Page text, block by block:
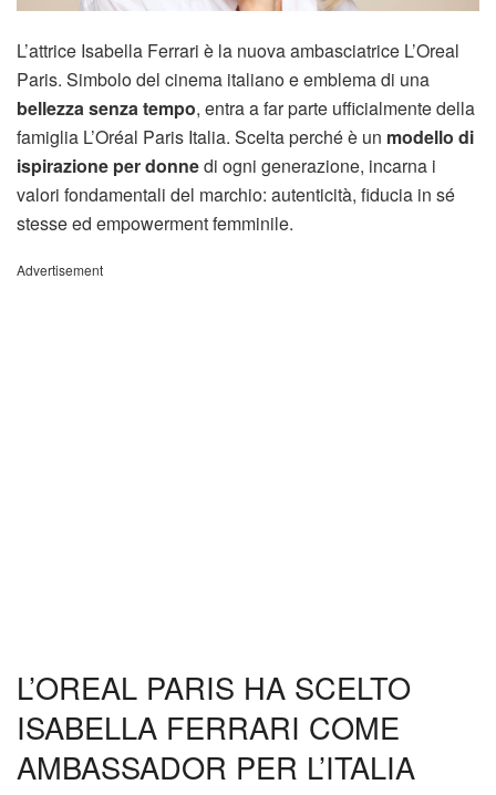
L’attrice Isabella Ferrari è la nuova ambasciatrice L’Oreal
Paris. Simbolo del cinema italiano e emblema di una
bellezza senza tempo, entra a far parte ufficialmente della
famiglia L’Oréal Paris Italia. Scelta perché è un modello di
ispirazione per donnedi ogni generazione, incarna i
valori fondamentali del marchio: autenticità, fiducia in sé
stesse ed empowerment femminile.
Advertisement
L’OREAL PARIS HA SCELTO
ISABELLA FERRARI COME
AMBASSADOR PER L’ITALIA